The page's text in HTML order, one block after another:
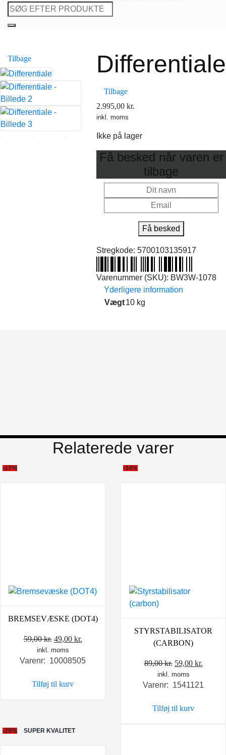
Søg
efter:
Tilbage Differentiale
Tilbage
2.995,00 kr.
inkl. moms
Ikke på lager
Få besked når varen er
tilbage
Få besked
Stregkode: 5700103135917
Varenummer (SKU): BW3W-1078
Yderligere information
Vægt10 kg
Relaterede varer
-17%
BREMSEVÆSKE (DOT4)
59,00kr. Den
oprindelige
pris
59,00 kr..
49,00 kr.
pris
inkl. moms
Varenr: 10008505
Tilføj til kurv
-34%
STYRSTABILISATOR
(CARBON)
89,00kr. Den
oprindelige
pris
89,00 kr..
59,00 kr.
pris
inkl. moms
Varenr: 1541121
Tilføj til kurv
-29% SUPER KVALITET